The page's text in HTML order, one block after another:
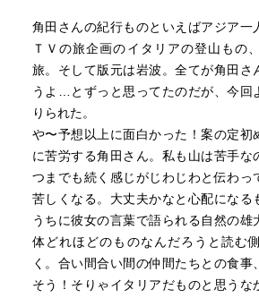
角田さんの紀行ものといえばアジア一
ＴＶの旅企画のイタリアの登山もの
旅。そして版元は岩波。全てが角田さ
うよ…とずっと思ってたのだが、今回
りられた。
や〜予想以上に面白かった！案の定初
に苦労する角田さん。私も山は苦手な
つまでも続く感じがじわじわと伝わっ
苦しくなる。大丈夫かなと心配になる
うちに彼女の言葉で語られる自然の雄
体どれほどのものなんだろうと読む
く。合い間合い間の仲間たちとの食事
そう！そりゃイタリアだものと思うな